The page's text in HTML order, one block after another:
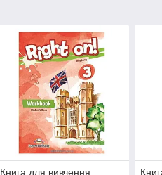
Книга для вивчення